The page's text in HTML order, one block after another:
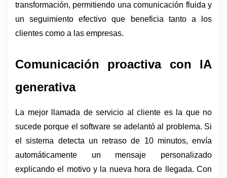
transformación, permitiendo una comunicación fluida y
un seguimiento efectivo que beneficia tanto a los
clientes como a las empresas.
Comunicación proactiva con IA
generativa
La mejor llamada de servicio al cliente es la que no
sucede porque el software se adelantó al problema. Si
el sistema detecta un retraso de 10 minutos, envía
automáticamente un mensaje personalizado
explicando el motivo y la nueva hora de llegada. Con